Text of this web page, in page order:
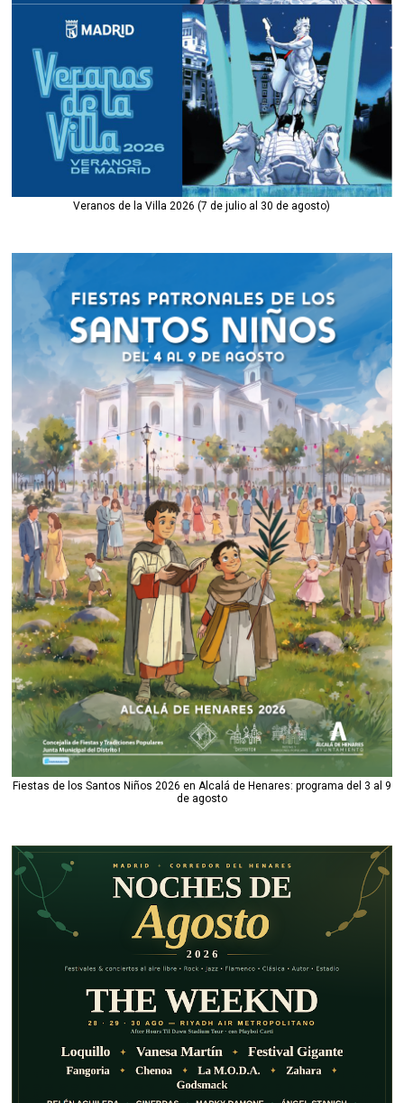
Veranos de la Villa 2026 (7 de julio al 30 de agosto)
Fiestas de los Santos Niños 2026 en Alcalá de Henares: programa del 3 al 9
de agosto